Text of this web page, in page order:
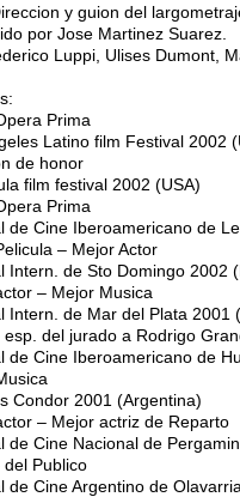
y guion del
por Jose Martinez Suarez.
Luppi, Ulises Dumont,
Prima
Latino film Festival 2002
de honor
film festival 2002 (USA)
Prima
de Cine Iberoamericano de
– Mejor Actor
Intern. de Sto Domingo 2002
– Mejor Musica
Intern. de Mar del Plata 2001
esp. del jurado a Rodrigo
de Cine Iberoamericano de
Condor 2001 (Argentina)
– Mejor actriz de Reparto
de Cine Nacional de
del Publico
de Cine Argentino de